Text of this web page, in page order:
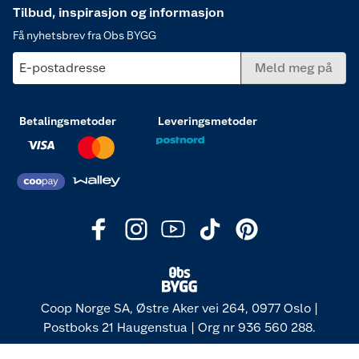
Tilbud, inspirasjon og informasjon
Få nyhetsbrev fra Obs BYGG
E-postadresse Meld meg på
Betalingsmetoder Leveringsmetoder
Coop Norge SA, Østre Aker vei 264, 0977 Oslo |
Postboks 21 Haugenstua | Org nr 936 560 288.